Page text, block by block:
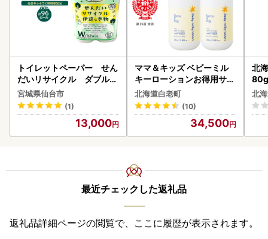
トイレットペーパー せん
だいリサイクル ダブル9
6ロール｜トイレット
宮城県仙台市
(1)
13,000
ママ＆キッズ ベビーミル
キーローションお得用サイ
ズ 380ml 2本セット CH21
0
北海道白老町
(10)
34,500
北
ク
く
道
北
最近チェックした返礼品
返礼品詳細ページの閲覧で、ここに履歴が表示されます。